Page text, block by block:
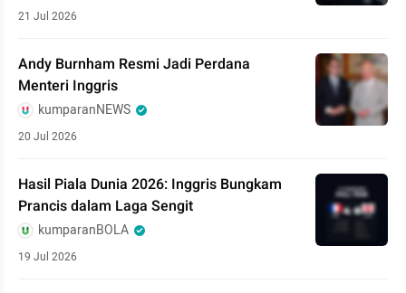
21 Jul 2026
Andy Burnham Resmi Jadi Perdana
Menteri Inggris
kumparanNEWS
20 Jul 2026
Hasil Piala Dunia 2026: Inggris Bungkam
Prancis dalam Laga Sengit
kumparanBOLA
19 Jul 2026